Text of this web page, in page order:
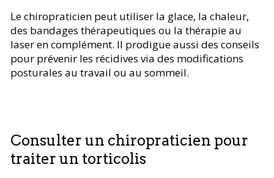
Le chiropraticien peut utiliser la glace, la chaleur,
des bandages thérapeutiques ou la thérapie au
laser en complément. Il prodigue aussi des conseils
pour prévenir les récidives via des modifications
posturales au travail ou au sommeil.
Consulter un chiropraticien pour
traiter un torticolis